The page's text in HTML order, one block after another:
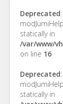
Deprecated
statically in
/var/www/
on line 16
Deprecated
statically in